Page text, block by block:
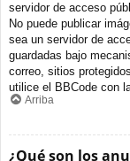
servidor de acceso
No puede publicar
sea un servidor de
guardadas bajo
correo, sitios
utilice el BBCode con
Arriba
¿Qué son los